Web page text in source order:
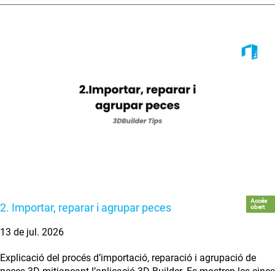
2. Importar, reparar i agrupar peces
Accés
obert
13 de jul. 2026
Explicació del procés d’importació, reparació i agrupació de